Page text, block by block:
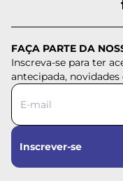
FAÇA PARTE DA
Inscreva-se para ter
antecipada,
Inscrever-se